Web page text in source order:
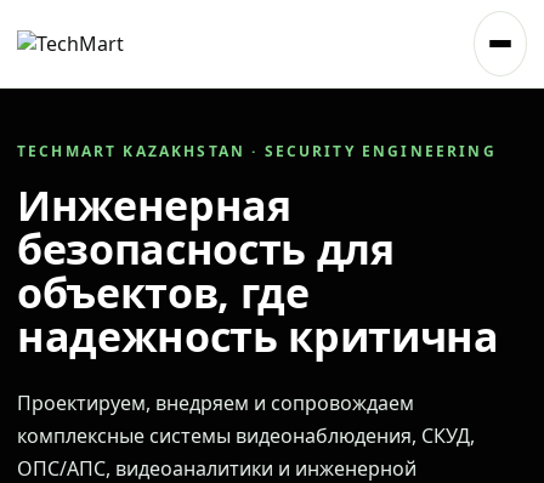
TECHMART KAZAKHSTAN · SECURITY ENGINEERING
Инженерная
безопасность для
объектов, где
надежность критична
Проектируем, внедряем и сопровождаем
комплексные системы видеонаблюдения, СКУД,
ОПС/АПС, видеоаналитики и инженерной